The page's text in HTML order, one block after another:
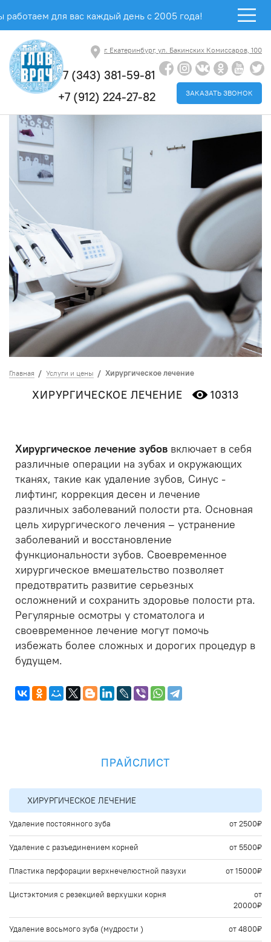
работаем для вас каждый день с 2005 года!
г. Екатеринбург, ул. Бакинских Комиссаров, 100
+7 (343) 381-59-81
+7 (912) 224-27-82
ЗАКАЗАТЬ ЗВОНОК
Главная Услуги и цены Хирургическое лечение
ХИРУРГИЧЕСКОЕ ЛЕЧЕНИЕ 10313
Хирургическое лечение зубов включает в себя
различные операции на зубах и окружающих
тканях, такие как удаление зубов, Синус -
лифтинг, коррекция десен и лечение
различных заболеваний полости рта. Основная
цель хирургического лечения – устранение
заболеваний и восстановление
функциональности зубов. Своевременное
хирургическое вмешательство позволяет
предотвратить развитие серьезных
осложнений и сохранить здоровье полости рта.
Регулярные осмотры у стоматолога и
своевременное лечение могут помочь
избежать более сложных и дорогих процедур в
будущем.
ПРАЙСЛИСТ
ХИРУРГИЧЕСКОЕ ЛЕЧЕНИЕ
Удаление постоянного зуба от 2500₽
Удаление с разъединением корней от 5500₽
Пластика перфорации верхнечелюстной пазухи от 15000₽
Цистэктомия с резекцией верхушки корня
от
20000₽
Удаление восьмого зуба (мудрости ) от 4800₽